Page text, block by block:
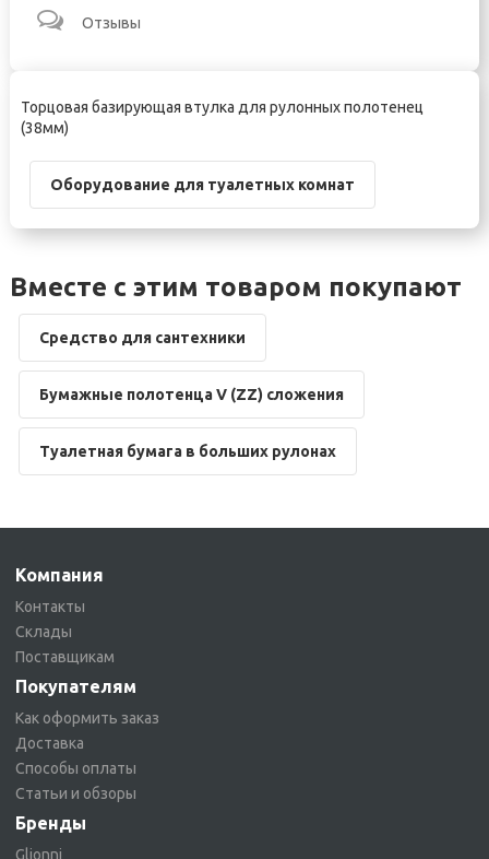
Отзывы
Торцовая базирующая втулка для рулонных полотенец
(38мм)
Оборудование для туалетных комнат
Вместе с этим товаром покупают
Средство для сантехники
Бумажные полотенца V (ZZ) сложения
Туалетная бумага в больших рулонах
Компания
Контакты
Склады
Поставщикам
Покупателям
Как оформить заказ
Доставка
Способы оплаты
Статьи и обзоры
Бренды
Glionni